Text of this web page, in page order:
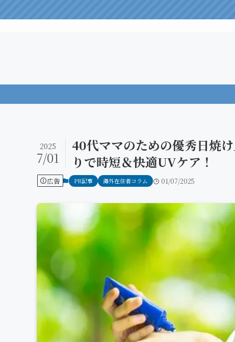
40代ママのための優秀日焼
りで時短＆快適UVケア！
2025
7/01
広告 PR記事 海外在住者コラム 01/07/2025